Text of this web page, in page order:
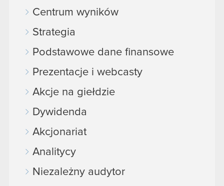
Centrum wyników
Strategia
Podstawowe dane finansowe
Prezentacje i webcasty
Akcje na giełdzie
Dywidenda
Akcjonariat
Analitycy
Niezależny audytor